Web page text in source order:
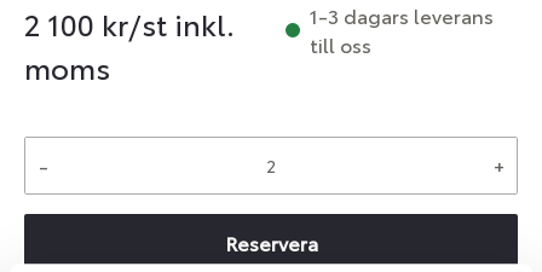
2 100 kr/st inkl.
moms
1-3 dagars leverans
till oss
- +
Reservera